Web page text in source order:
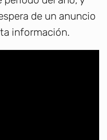
de un anuncio
información.